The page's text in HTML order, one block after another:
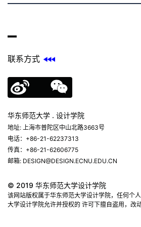
联系方式
华东师范大学 . 设计学院
地址: 上海市普陀区中山北路3663号
电话：+86-21-62237313
传真：+86-21-62606775
邮箱: DESIGN@DESIGN.ECNU.EDU.CN
© 2019 华东师范大学设计学院
该网站版权属于华东师范大学设计学院，任何个
大学设计学院允许并授权的 许可下擅自盗用，改